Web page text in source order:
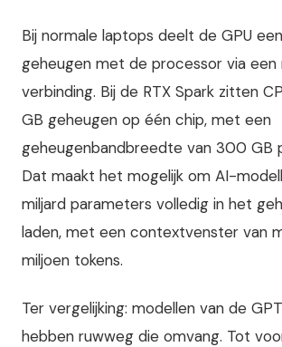
Bij normale laptops deelt de GPU
geheugen met de processor via
verbinding. Bij de RTX Spark zitten
GB geheugen op één chip, met een
geheugenbandbreedte van 300 GB
Dat maakt het mogelijk om AI-
miljard parameters volledig in het
laden, met een contextvenster van
miljoen tokens.
Ter vergelijking: modellen van de
hebben ruwweg die omvang. Tot